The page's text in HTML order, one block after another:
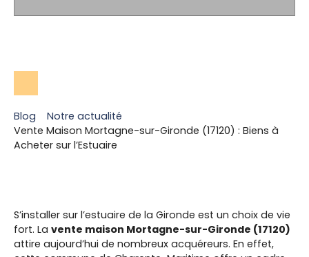
Blog
Notre actualité
Vente Maison Mortagne-sur-Gironde (17120) : Biens à
Acheter sur l’Estuaire
S’installer sur l’estuaire de la Gironde est un choix de vie
fort. La vente maison Mortagne-sur-Gironde (17120)
attire aujourd’hui de nombreux acquéreurs. En effet,